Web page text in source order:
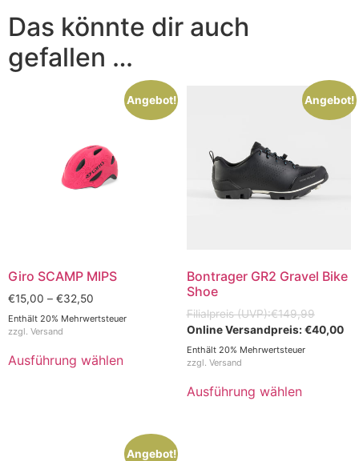
Das könnte dir auch
gefallen …
Angebot!
Giro SCAMP MIPS
€15,00 – €32,50
Enthält 20% Mehrwertsteuer
zzgl. Versand
Ausführung wählen
Angebot!
Bontrager GR2 Gravel Bike
Shoe
€149,99
€40,00
Enthält 20% Mehrwertsteuer
zzgl. Versand
Ausführung wählen
Angebot!